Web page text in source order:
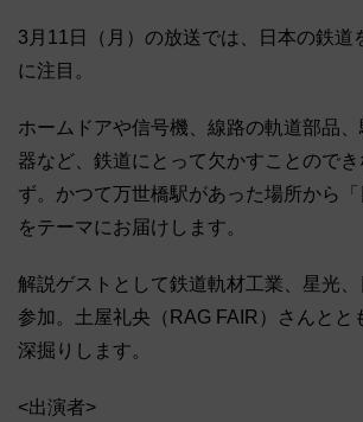
3月11日（月）の放送では、日本の鉄道
に注目。
ホームドアや信号機、線路の軌道部品
器など、鉄道にとって欠かすことので
ず。かつて万世橋駅があった場所から「
をテーマにお届けします。
解説ゲストとして鉄道軌材工業、星光
参加。土屋礼央（RAG FAIR）さんとと
深掘りします。
<出演者>